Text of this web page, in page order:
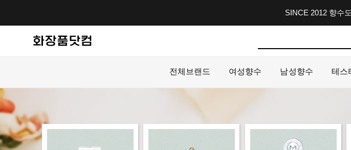
SINCE 2012 향수
전체브랜드 여성향수 남성향수 테스